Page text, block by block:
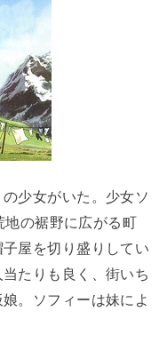
少女がいた。少女ソ
の裾野に広がる町
屋を切り盛りしてい
たりも良く、街いち
。ソフィーは妹によ